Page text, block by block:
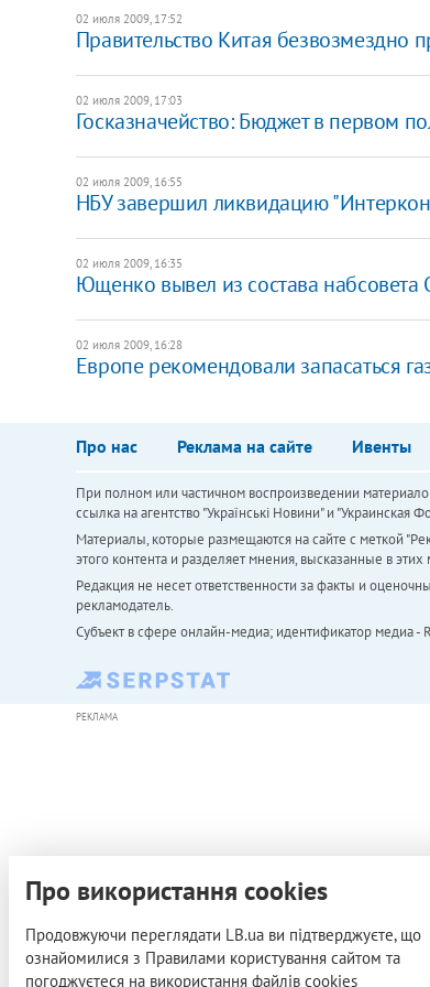
02 июля 2009, 17:52
Правительство Китая безвозмездно
02 июля 2009, 17:03
Госказначейство: Бюджет в первом
02 июля 2009, 16:55
НБУ завершил ликвидацию
02 июля 2009, 16:35
Ющенко вывел из состава
02 июля 2009, 16:28
Европе рекомендовали запасаться
Про нас Реклама на сайте Ивенты
При полном или частичном воспроизведении
ссылка на агентство "Українськi Новини" и "Украинская
Материалы, которые размещаются на сайте с меткой
этого контента и разделяет мнения, высказанные в этих
Редакция не несет ответственности за факты и
рекламодатель.
Субъект в сфере онлайн-медиа; идентификатор медиа -
РЕКЛАМА
Про використання cookies
Продовжуючи переглядати LB.ua ви підтверджуєте, що
ознайомилися з Правилами користування сайтом та
погоджуєтеся на використання файлів cookies